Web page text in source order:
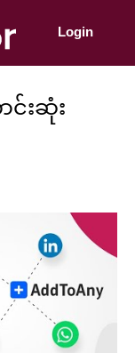
Login
င်းဆုံး